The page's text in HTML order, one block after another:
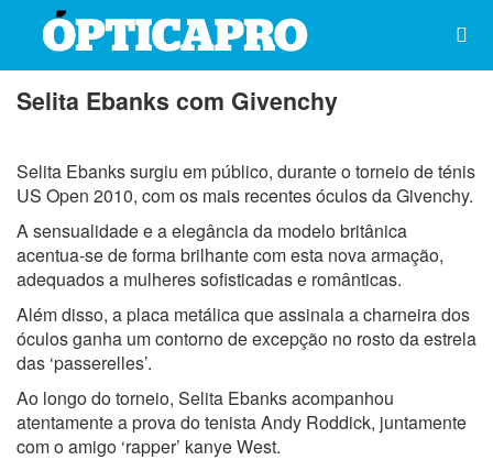
Selita Ebanks com Givenchy
Selita Ebanks surgiu em público, durante o torneio de ténis
US Open 2010, com os mais recentes óculos da Givenchy.
A sensualidade e a elegância da modelo britânica
acentua-se de forma brilhante com esta nova armação,
adequados a mulheres sofisticadas e românticas.
Além disso, a placa metálica que assinala a charneira dos
óculos ganha um contorno de excepção no rosto da estrela
das ‘passerelles’.
Ao longo do torneio, Selita Ebanks acompanhou
atentamente a prova do tenista Andy Roddick, juntamente
com o amigo ‘rapper’ kanye West.